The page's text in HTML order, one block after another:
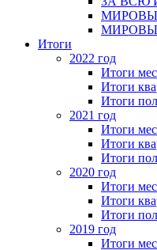
Итоги
2022 год
Итоги
Итоги
Итоги
2021 год
Итоги
Итоги
Итоги
2020 год
Итоги
Итоги
Итоги
2019 год
Итоги